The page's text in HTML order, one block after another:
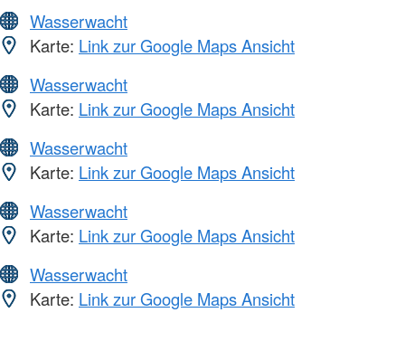
Wasserwacht
Karte: Link zur Google Maps Ansicht
Wasserwacht
Karte: Link zur Google Maps Ansicht
Wasserwacht
Karte: Link zur Google Maps Ansicht
Wasserwacht
Karte: Link zur Google Maps Ansicht
Wasserwacht
Karte: Link zur Google Maps Ansicht